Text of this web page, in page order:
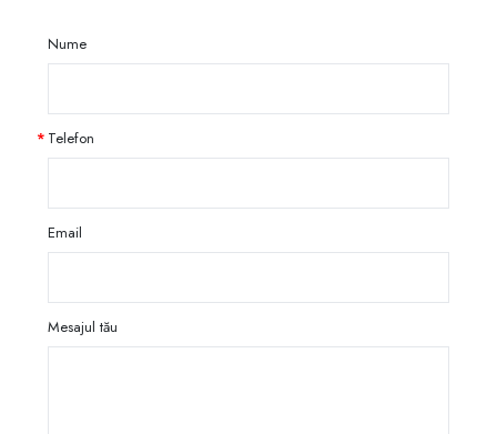
Nume
Telefon
Email
Mesajul tău